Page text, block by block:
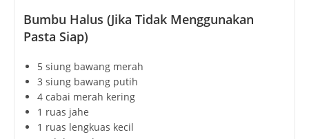
Bumbu Halus (Jika Tidak Menggunakan
Pasta Siap)
5 siung bawang merah
3 siung bawang putih
4 cabai merah kering
1 ruas jahe
1 ruas lengkuas kecil